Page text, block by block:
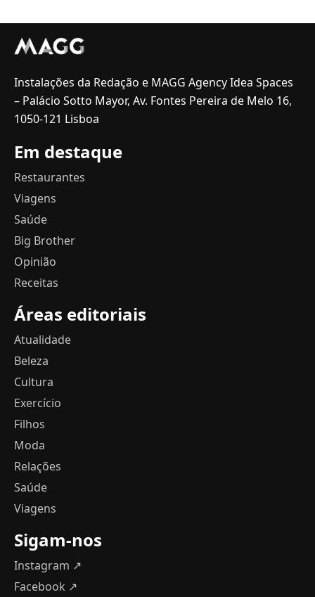
Instalações da Redação e MAGG Agency Idea Spaces
– Palácio Sotto Mayor, Av. Fontes Pereira de Melo 16,
1050-121 Lisboa
Em destaque
Restaurantes
Viagens
Saúde
Big Brother
Opinião
Receitas
Áreas editoriais
Atualidade
Beleza
Cultura
Exercício
Filhos
Moda
Relações
Saúde
Viagens
Sigam-nos
Instagram ↗
Facebook ↗